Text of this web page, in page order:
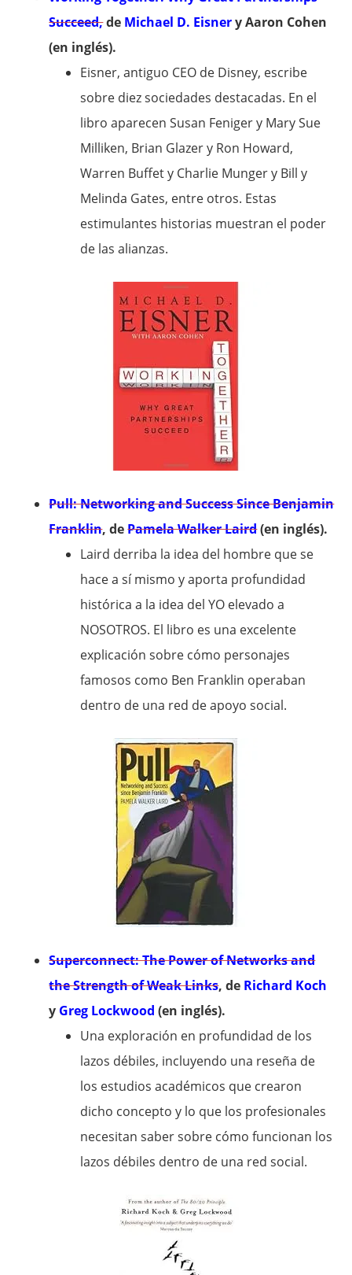
Succeed,de Michael D. Eisnery Aaron Cohen
(en inglés).
Eisner, antiguo CEO de Disney, escribe
sobre diez sociedades destacadas. En el
libro aparecen Susan Feniger y Mary Sue
Milliken, Brian Glazer y Ron Howard,
Warren Buffet y Charlie Munger y Bill y
Melinda Gates, entre otros. Estas
estimulantes historias muestran el poder
de las alianzas.
Pull: Networking and Success Since Benjamin
Franklin, dePamela Walker Laird(en inglés).
Laird derriba la idea del hombre que se
hace a sí mismo y aporta profundidad
histórica a la idea del YO elevado a
NOSOTROS. El libro es una excelente
explicación sobre cómo personajes
famosos como Ben Franklin operaban
dentro de una red de apoyo social.
Superconnect: The Power of Networks and
the Strength of Weak Links, de Richard Koch
y Greg Lockwood (en inglés).
Una exploración en profundidad de los
lazos débiles, incluyendo una reseña de
los estudios académicos que crearon
dicho concepto y lo que los profesionales
necesitan saber sobre cómo funcionan los
lazos débiles dentro de una red social.